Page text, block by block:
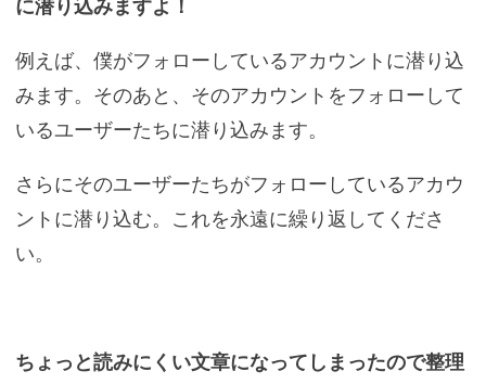
に潜り込みますよ！
例えば、僕がフォローしているアカウントに潜り込
みます。そのあと、そのアカウントをフォローして
いるユーザーたちに潜り込みます。
さらにそのユーザーたちがフォローしているアカウ
ントに潜り込む。これを永遠に繰り返してくださ
い。
ちょっと読みにくい文章になってしまったので整理